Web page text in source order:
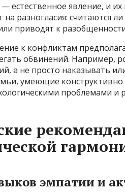
естественное явление, и
на разногласия: считаются
приводят к
к конфликтам
обвинений. Например,
а не просто наказывать
умеющие
проблемами и
эмпатии и